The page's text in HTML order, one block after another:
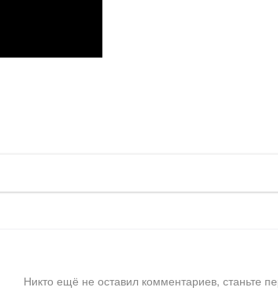
Никто ещё не оставил комментариев, станьте